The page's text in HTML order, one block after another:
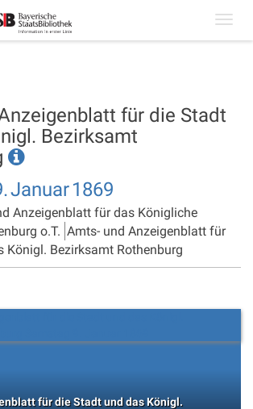
für die Stadt
Bezirksamt
Januar1869
Anzeigenblatt für das Königliche
o.T. Amts- und Anzeigenblatt für
Königl. Bezirksamt Rothenburg
für die Stadt und das Königl.